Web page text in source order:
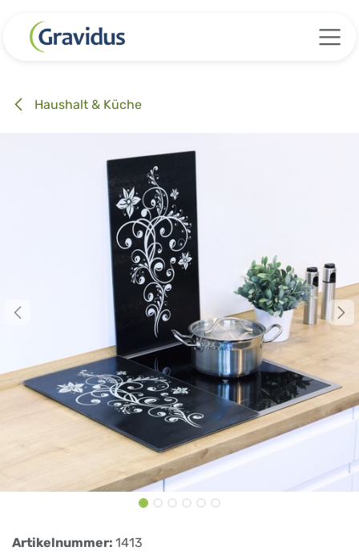
Haushalt & Küche
Artikelnummer: 1413